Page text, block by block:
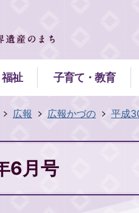
祉 子育て・教育
広報 広報かづの 平成
6月号